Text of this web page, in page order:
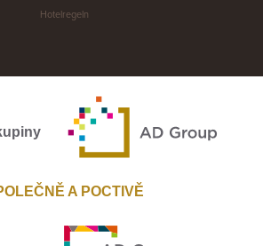
Hotelregeln
A POCTIVĚ